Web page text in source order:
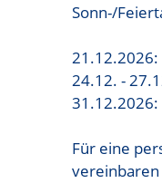
Sonn-/
21.12.2026:
24.12. -
31.12.2026:
Für eine
vereinbaren